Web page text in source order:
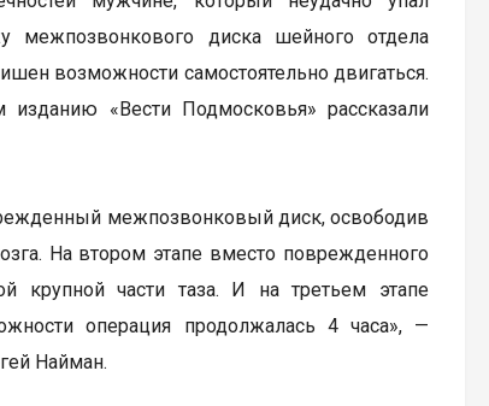
межпозвонкового диска шейного отдела
возможности самостоятельно двигаться.
«Вести Подмосковья» рассказали
межпозвонковый диск, освободив
На втором этапе вместо поврежденного
крупной части таза. И на третьем этапе
операция продолжалась 4 часа», —
Найман.